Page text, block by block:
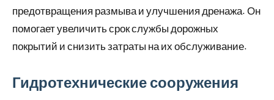
предотвращения размыва и улучшения дренажа. Он
помогает увеличить срок службы дорожных
покрытий и снизить затраты на их обслуживание.
Гидротехнические сооружения